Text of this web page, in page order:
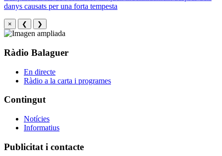
danys causats per una forta tempesta
× ❮ ❯
Ràdio Balaguer
En directe
Ràdio a la carta i programes
Contingut
Notícies
Informatius
Publicitat i contacte